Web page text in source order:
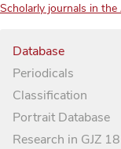
Scholarly journals in
Database
Periodicals
Classification
Portrait Database
Research in GJZ 18